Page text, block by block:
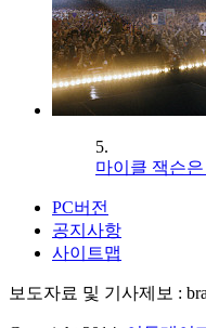
5.
마이클 잭슨
PC버전
공지사항
사이트맵
보도자료 및 기사제보 :